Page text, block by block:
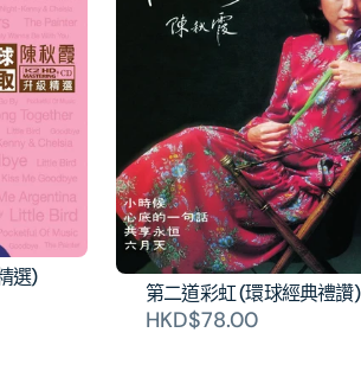
選)
第二道彩虹 (環球經典禮讚)
HKD$78.00